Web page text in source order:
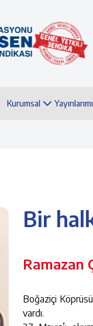
Kurumsal
Bir
Ramazan
Boğaziçi
vardı.